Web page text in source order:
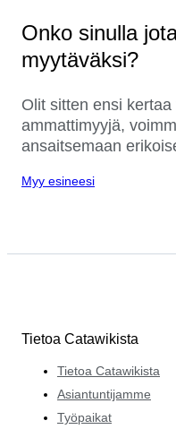
Onko sinulla
myytäväksi?
Olit sitten ensi
ammattimyyjä,
ansaitsemaan
Myy esineesi
Tietoa Catawikista
Tietoa Catawikista
Asiantuntijamme
Työpaikat